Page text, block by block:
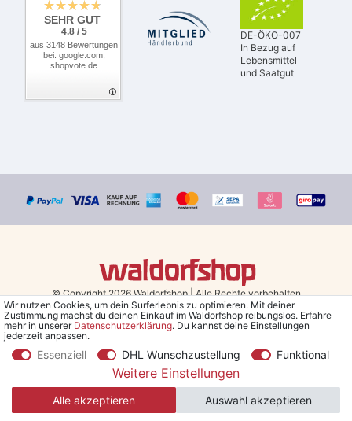
SEHR GUT
4.8 / 5
aus 3148 Bewertungen
bei: google.com,
shopvote.de
DE-ÖKO-007
In Bezug auf
Lebensmittel
und Saatgut
© Copyright 2026 Waldorfshop|Alle Rechte vorbehalten.
Bestellungen mit Prio Versand bis 13 Uhr, garantierter Versand am
*Kostenlose Lieferung in Deutschland und Österreich ab 79 €.
nur für Sparversand - ausgenommen Sperrgut und Speditionsware)
**Den 5€ Gutschein erhältst du nach Bestätigung des Newsletters
per Mail. Der Gutschein gilt 30 Tage, Mindestbestellwert 30 €.
Wir nutzen Cookies, um dein Surferlebnis zu optimieren. Mit deiner
Zustimmung machst du deinen Einkauf im Waldorfshop reibungslos. Erfahre
mehr in unserer Daten­schutz­erklärung. Du kannst deine Einstellungen
jederzeit anpassen.
Essenziell DHL Wunschzustellung Funktional
Weitere Einstellungen
Alle akzeptieren Auswahl akzeptieren